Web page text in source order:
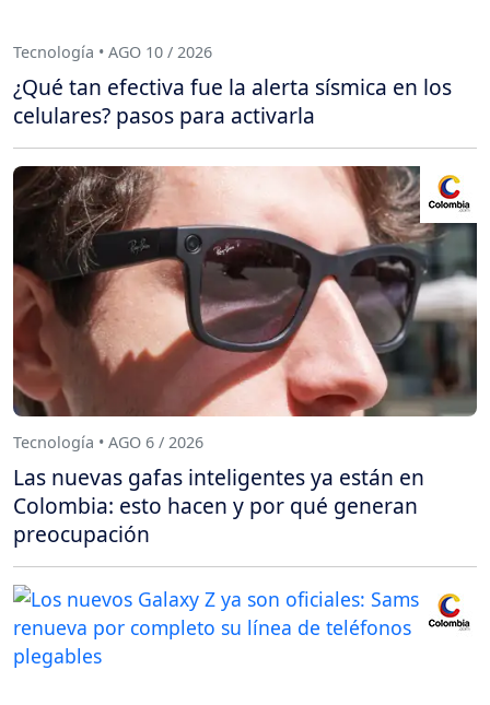
Tecnología • AGO 10 / 2026
¿Qué tan efectiva fue la alerta sísmica en los
celulares? pasos para activarla
Tecnología • AGO 6 / 2026
Las nuevas gafas inteligentes ya están en
Colombia: esto hacen y por qué generan
preocupación